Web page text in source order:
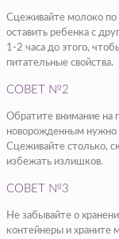
Сцеживайте молоко по
оставить ребенка с
1-2 часа до этого,
питательные свойства.
СОВЕТ №2
Обратите внимание на
новорожденным нужно
Сцеживайте столько,
избежать излишков.
СОВЕТ №3
Не забывайте о
контейнеры и храните